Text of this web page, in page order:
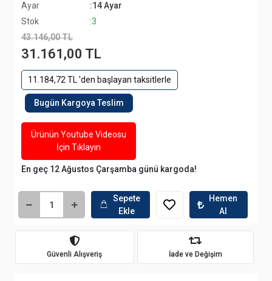
Ayar
:14 Ayar
Stok
:3
43.146,00 TL
31.161,00 TL
11.184,72 TL 'den başlayan taksitlerle
Bugün Kargoya Teslim
Ürünün Youtube Videosu
İçin Tıklayın
En geç 12 Ağustos Çarşamba günü kargoda!
Sepete
Ekle
Hemen
Al
Güvenli Alışveriş İade ve Değişim